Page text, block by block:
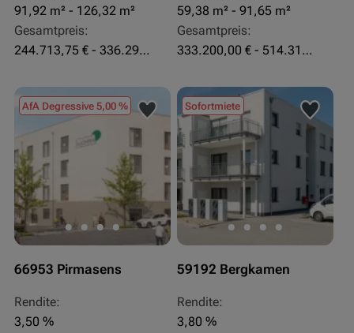
91,92 m² - 126,32 m²
Gesamtpreis:
244.713,75 € - 336.292 €
59,38 m² - 91,65 m²
Gesamtpreis:
333.200,00 € - 514.310,00 €
AfA Degressive 5,00 %
66953 Pirmasens
Rendite:
3,50 %
Sofortmiete
59192 Bergkamen
Rendite:
3,80 %